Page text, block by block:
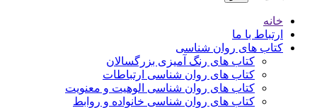
خانه
ارتباط با ما
کتاب های روان شناسی
کتاب های رنگ آمیزی بزرگسالان
کتاب های روان شناسی ارتباطات
کتاب های روان شناسی الوهیت و معنویت
کتاب های روان شناسی خانواده و روابط